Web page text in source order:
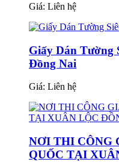
Giá: Liên hệ
Giấy Dán Tường
Đồng Nai
Giá: Liên hệ
NƠI THI CÔNG
QUỐC TẠI